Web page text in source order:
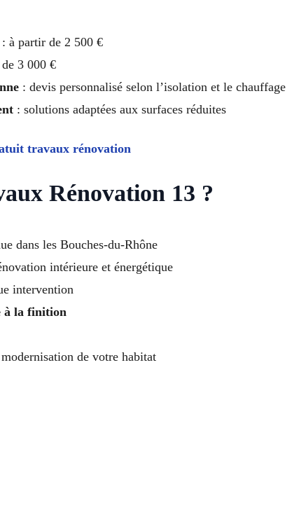
: à partir de 2 500 €
3 000 €
: devis personnalisé selon l’isolation et le chauffage
: solutions adaptées aux surfaces réduites
travaux rénovation
Rénovation 13 ?
dans les Bouches-du-Rhône
intérieure et énergétique
intervention
à la finition
de votre habitat